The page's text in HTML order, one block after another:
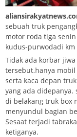
sebuah truk
motor roda tiga
kudus-purwodadi
Tidak ada korbar
tersebut.hanya
serta kaca depan
yang ada didepanya.
di belakang truk box
menyundul bagian
Sesaat terjadi
ketiganya.